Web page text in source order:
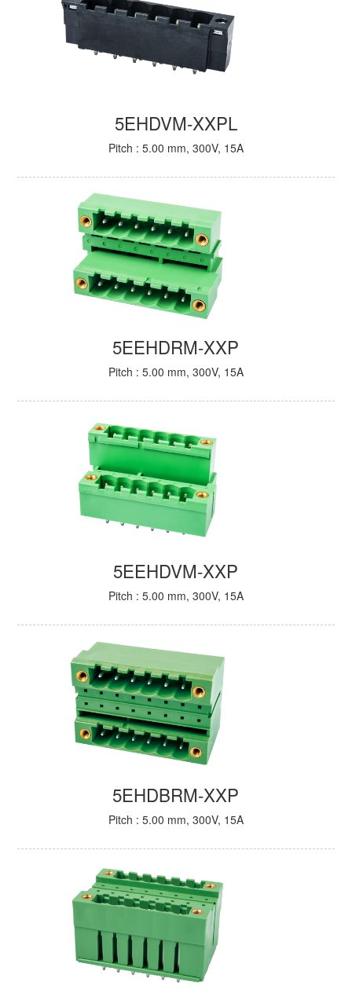
5EHDVM-XXPL
Pitch : 5.00 mm, 300V, 15A
5EEHDRM-XXP
Pitch : 5.00 mm, 300V, 15A
5EEHDVM-XXP
Pitch : 5.00 mm, 300V, 15A
5EHDBRM-XXP
Pitch : 5.00 mm, 300V, 15A